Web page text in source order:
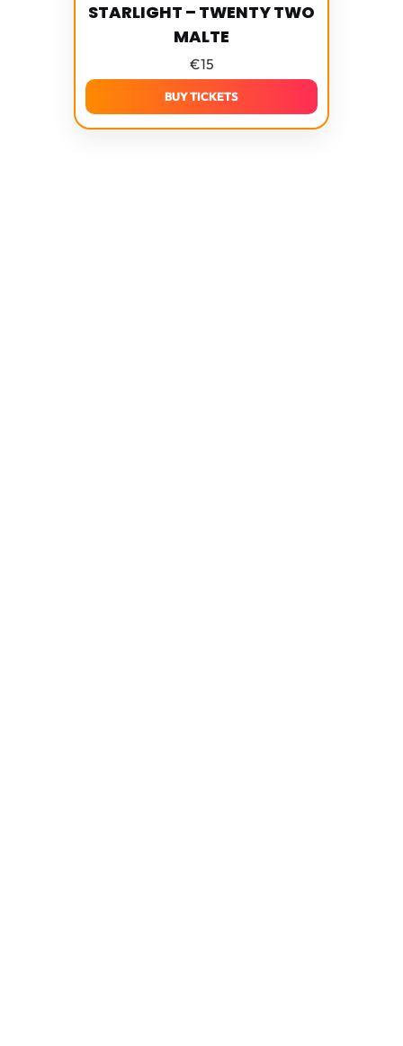
STARLIGHT – TWENTY TWO
MALTE
€15
BUY TICKETS